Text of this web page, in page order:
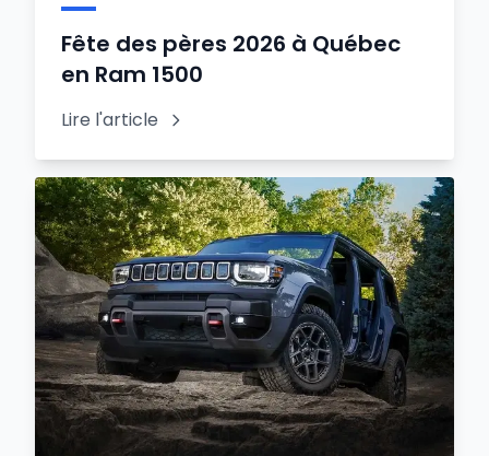
Fête des pères 2026 à Québec
en Ram 1500
Lire l'article